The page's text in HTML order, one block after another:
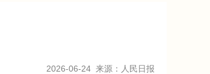
2026-06-24 来源：人民日报